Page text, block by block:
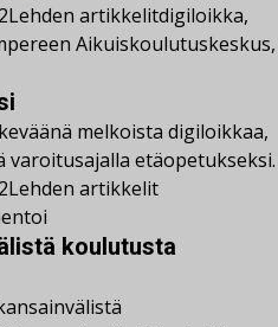
Lehden artikkelitdigiloikka,
Aikuiskoulutuskeskus,
melkoista digiloikkaa,
etäopetukseksi.
Lehden artikkelit
koulutusta